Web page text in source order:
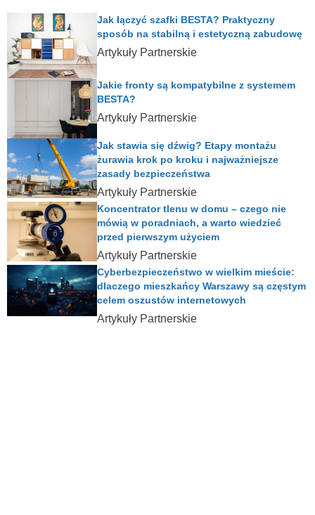
Artykuły Partnerskie
Jak łączyć szafki BESTA? Praktyczny
sposób na stabilną i estetyczną zabudowę
Artykuły Partnerskie
Jakie fronty są kompatybilne z systemem
BESTA?
Artykuły Partnerskie
Jak stawia się dźwig? Etapy montażu
żurawia krok po kroku i najważniejsze
zasady bezpieczeństwa
Artykuły Partnerskie
Koncentrator tlenu w domu – czego nie
mówią w poradniach, a warto wiedzieć
przed pierwszym użyciem
Artykuły Partnerskie
Cyberbezpieczeństwo w wielkim mieście:
dlaczego mieszkańcy Warszawy są częstym
celem oszustów internetowych